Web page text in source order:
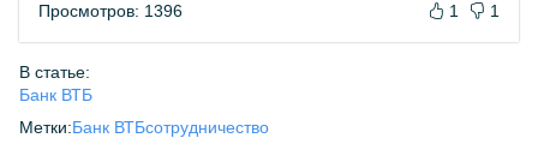
Просмотров: 1396 1 1
В статье:
Банк ВТБ
Метки:Банк ВТБсотрудничество